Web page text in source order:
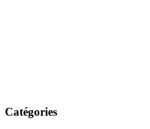
Catégories